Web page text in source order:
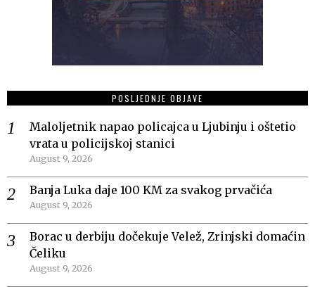
POSLJEDNJE OBJAVE
Maloljetnik napao policajca u Ljubinju i oštetio
vrata u policijskoj stanici
August 9, 2026
Banja Luka daje 100 KM za svakog prvačića
August 9, 2026
Borac u derbiju dočekuje Velež, Zrinjski domaćin
Čeliku
August 9, 2026